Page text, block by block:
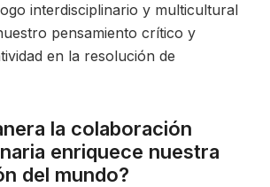
interdisciplinario y multicultural
pensamiento crítico y
en la resolución de
la colaboración
enriquece nuestra
del mundo?